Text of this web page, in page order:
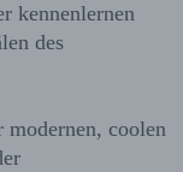
kennenlernen
des
coolen